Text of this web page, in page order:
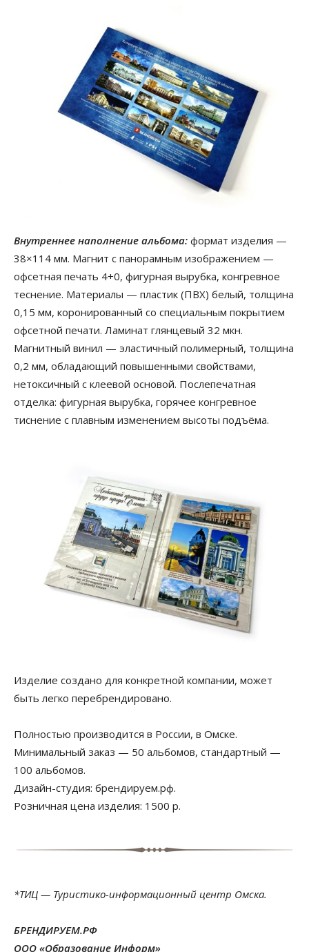
Внутреннее наполнение альбома: формат изделия —
38×114 мм. Магнит с панорамным изображением —
офсетная печать 4+0, фигурная вырубка, конгревное
теснение. Материалы — пластик (ПВХ) белый, толщина
0,15 мм, коронированный со специальным покрытием
офсетной печати. Ламинат глянцевый 32 мкн.
Магнитный винил — эластичный полимерный, толщина
0,2 мм, обладающий повышенными свойствами,
нетоксичный с клеевой основой. Послепечатная
отделка: фигурная вырубка, горячее конгревное
тиснение с плавным изменением высоты подъёма.
Изделие создано для конкретной компании, может
быть легко перебрендировано.
Полностью производится в России, в Омске.
Минимальный заказ — 50 альбомов, стандартный —
100 альбомов.
Дизайн-студия: брендируем.рф.
Розничная цена изделия: 1500 р.
*ТИЦ — Туристико-информационный центр Омска.
БРЕНДИРУЕМ.РФ
ООО «Образование Информ»